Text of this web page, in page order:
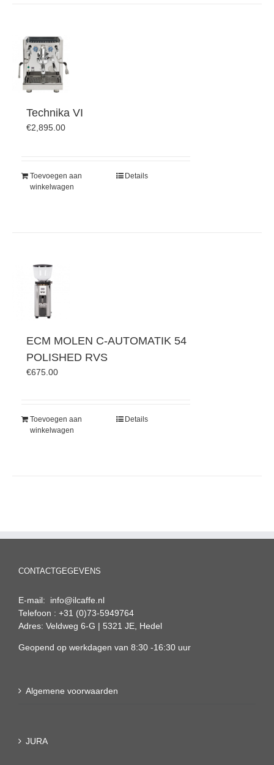
Technika VI
€2,895.00
Toevoegen aan
winkelwagen
Details
ECM MOLEN C-AUTOMATIK 54
POLISHED RVS
€675.00
Toevoegen aan
winkelwagen
Details
CONTACTGEGEVENS
E-mail: info@ilcaffe.nl
Telefoon : +31 (0)73-5949764
Adres: Veldweg 6-G | 5321 JE, Hedel
Geopend op werkdagen van 8:30 -16:30 uur
Algemene voorwaarden
JURA